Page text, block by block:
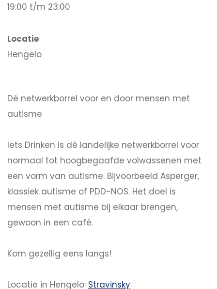
19:00 t/m 23:00
Locatie
Hengelo
Dé netwerkborrel voor en door mensen met
autisme
Iets Drinken is dé landelijke netwerkborrel voor
normaal tot hoogbegaafde volwassenen met
een vorm van autisme. Bijvoorbeeld Asperger,
klassiek autisme of PDD-NOS. Het doel is
mensen met autisme bij elkaar brengen,
gewoon in een café.
Kom gezellig eens langs!
Locatie in Hengelo: Stravinsky